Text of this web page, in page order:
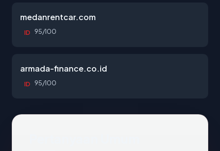
medanrentcar.com
ID 95/100
armada-finance.co.id
ID 95/100